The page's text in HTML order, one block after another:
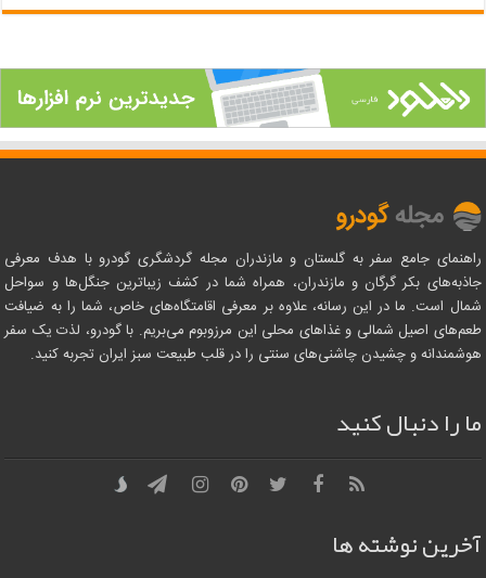
راهنمای جامع سفر به گلستان و مازندران مجله گردشگری گودرو با هدف معرفی
جاذبه‌های بکر گرگان و مازندران، همراه شما در کشف زیباترین جنگل‌ها و سواحل
شمال است. ما در این رسانه، علاوه بر معرفی اقامتگاه‌های خاص، شما را به ضیافت
طعم‌های اصیل شمالی و غذاهای محلی این مرزوبوم می‌بریم. با گودرو، لذت یک سفر
هوشمندانه و چشیدن چاشنی‌های سنتی را در قلب طبیعت سبز ایران تجربه کنید.
ما را دنبال کنید
آخرین نوشته ها